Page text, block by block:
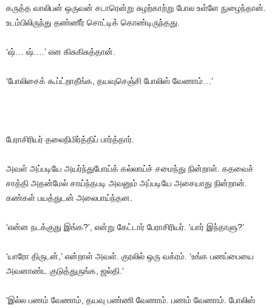
கருத்த வாலிபன் ஒருவன் சடாரென்று சுழற்காற்று போல உள்ளே நுழைந்தான்
உடம்பிலிருந்து தண்ணீர் சொட்டிக் கொண்டிருந்தது
‘ஷ் ஷ் ….’ என கிசுகிசுத்தான்
‘போலிசைக் கூப்ட்றாதீங்க தயவுசெஞ்சி போலிஸ் வேணாம் …’
பேராசிரியர் தலைநிமிர்த்திப் பார்த்தார்
அவள் அப்படியே அயர்ந்துபோய்க் கல்லாய்ச் சமைந்து நின்றாள் கதவைச்
சாத்தி அதன்மேல் சாய்ந்தபடி அவனும் அப்படியே அசையாது நின்றான்
கண்கள் பயத்துடன் அலைபாய்ந்தன
‘என்ன நடக்குது இங்க?’ என்று கேட்டார் பேராசிரியர் . ‘யார் இந்தாளு?’
‘யாரோ திருடன் ,’ என்றாள் அவள் குரலில் ஒரு வக்ரம் . ‘உங்க பணப்பையை
அவனாண்ட
குடுத்துருங்க ஜல்தி .’
‘இல்ல பணம் வேணாம் தயவு பண்ணி வேணாம் பணம் வேணாம் போலிஸ்